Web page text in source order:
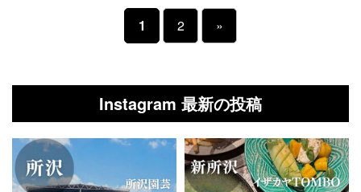
1 2 »
Instagram 最新の投稿